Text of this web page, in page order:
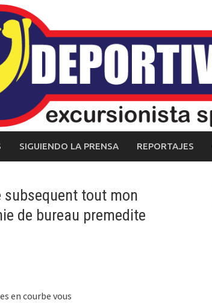
SIGUIENDO LA PRENSA REPORTAJES
subsequent tout mon
de bureau premedite
en courbe vous